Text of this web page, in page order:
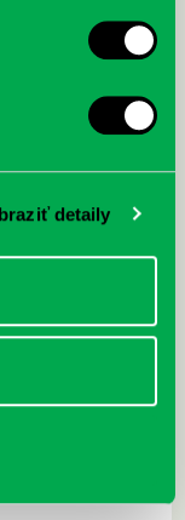
detaily
Japonsko na tanieri: